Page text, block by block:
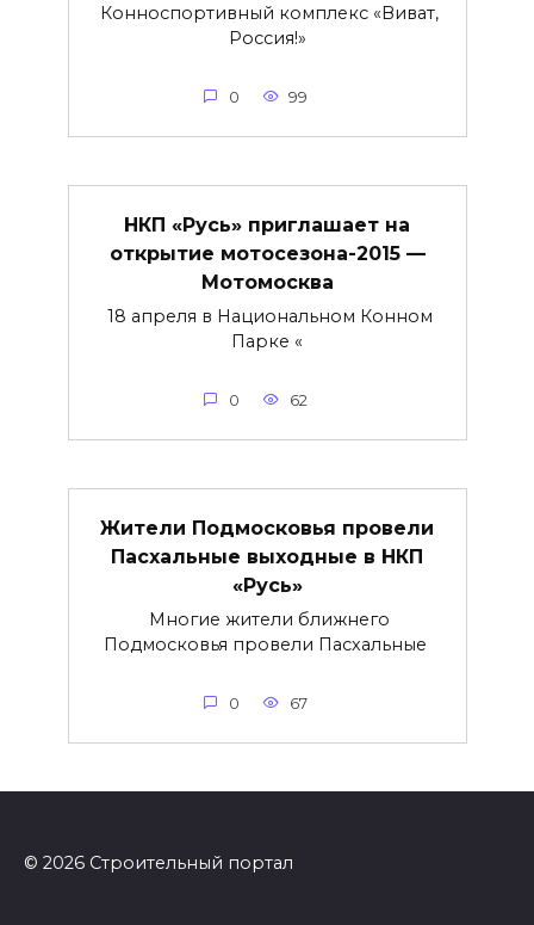
Конноспортивный комплекс «Виват,
Россия!»
0 99
НКП «Русь» приглашает на
открытие мотосезона-2015 —
Мотомосква
18 апреля в Национальном Конном
Парке «
0 62
Жители Подмосковья провели
Пасхальные выходные в НКП
«Русь»
Многие жители ближнего
Подмосковья провели Пасхальные
0 67
© 2026 Строительный портал